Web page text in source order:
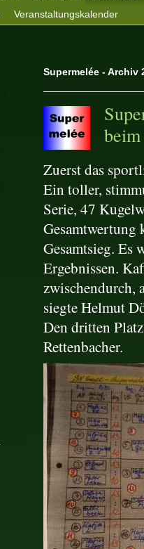
Veranstaltungskalender
Supermelée - Archiv
Zuerst das
Ein toller,
Serie, 47
Gesamtwertung
Gesamtsieg. Es
Ergebnissen.
zwischendurch,
siegte Helmut
Den dritten
Rettenbacher.